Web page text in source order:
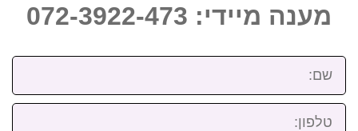
מענה מיידי: 072-3922-473
שם:
טלפון: